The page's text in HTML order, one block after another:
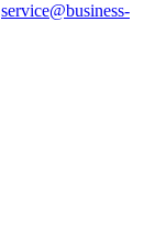
service@business-